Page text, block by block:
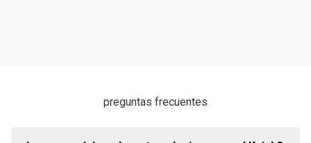
preguntas frecuentes